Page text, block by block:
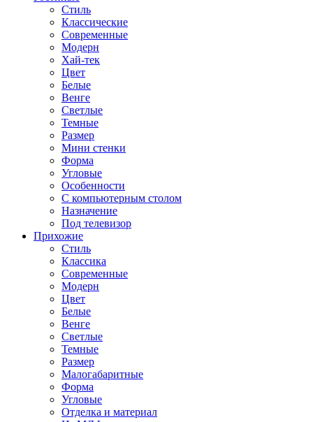
Стиль
Классические
Современные
Модерн
Хай-тек
Цвет
Белые
Венге
Светлые
Темные
Размер
Мини стенки
Форма
Угловые
Особенности
С компьютерным столом
Назначение
Под телевизор
Прихожие
Стиль
Классика
Современные
Модерн
Цвет
Белые
Венге
Светлые
Темные
Размер
Малогабаритные
Форма
Угловые
Отделка и материал